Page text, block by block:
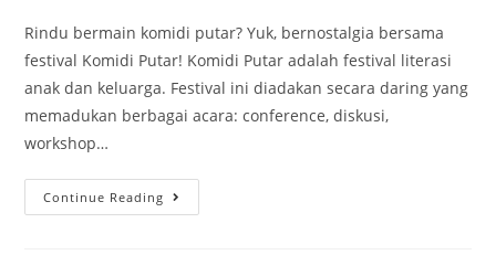
Rindu bermain komidi putar? Yuk, bernostalgia bersama
festival Komidi Putar! Komidi Putar adalah festival literasi
anak dan keluarga. Festival ini diadakan secara daring yang
memadukan berbagai acara: conference, diskusi,
workshop…
Continue Reading